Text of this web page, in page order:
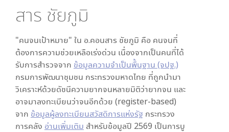
สาร ชัยภูมิ
"คนจนเป้าหมาย" ใน อ.คอนสาร ชัยภูมิ คือ คนจนที่
ต้องการความช่วยเหลือเร่งด่วน เนื่องจากเป็นคนที่ได้
รับการสำรวจจาก ข้อมูลความจำเป็นพื้นฐาน (จปฐ.)
กรมการพัฒนาชุมชน กระทรวงมหาดไทย ที่ถูกนำมา
วิเคราะห์ด้วยดัชนีความยากจนหลายมิติว่ายากจน และ
อาจมาลงทะเบียนว่าจนอีกด้วย (register-based)
จาก ข้อมูลผู้ลงทะเบียนสวัสดิการแห่งรัฐ กระทรวง
การคลัง อ่านเพิ่มเติม สำหรับข้อมูลปี 2569 เป็นการบู